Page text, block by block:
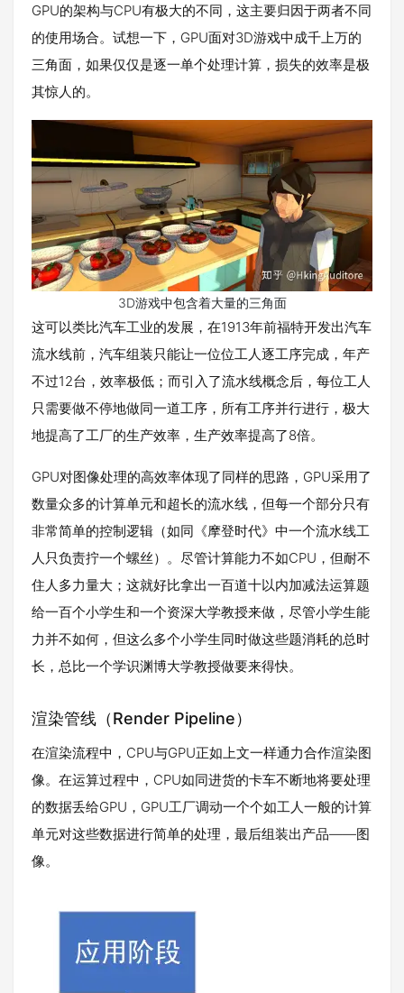
GPU的架构与CPU有极大的不同，这主要归因于两者不同
的使用场合。试想一下，GPU面对3D游戏中成千上万的
三角面，如果仅仅是逐一单个处理计算，损失的效率是极
其惊人的。
3D游戏中包含着大量的三角面
这可以类比汽车工业的发展，在1913年前福特开发出汽车
流水线前，汽车组装只能让一位位工人逐工序完成，年产
不过12台，效率极低；而引入了流水线概念后，每位工人
只需要做不停地做同一道工序，所有工序并行进行，极大
地提高了工厂的生产效率，生产效率提高了8倍。
GPU对图像处理的高效率体现了同样的思路，GPU采用了
数量众多的计算单元和超长的流水线，但每一个部分只有
非常简单的控制逻辑（如同《摩登时代》中一个流水线工
人只负责拧一个螺丝）。尽管计算能力不如CPU，但耐不
住人多力量大；这就好比拿出一百道十以内加减法运算题
给一百个小学生和一个资深大学教授来做，尽管小学生能
力并不如何，但这么多个小学生同时做这些题消耗的总时
长，总比一个学识渊博大学教授做要来得快。
渲染管线（Render Pipeline）
在渲染流程中，CPU与GPU正如上文一样通力合作渲染图
像。在运算过程中，CPU如同进货的卡车不断地将要处理
的数据丢给GPU，GPU工厂调动一个个如工人一般的计算
单元对这些数据进行简单的处理，最后组装出产品——图
像。